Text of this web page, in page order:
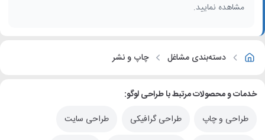
مشاهده نمایید.
دسته‌بندی مشاغل چاپ و نشر
خدمات و محصولات مرتبط با طراحی لوگو:
طراحی و چاپ
طراحی گرافیکی طراحی سایت